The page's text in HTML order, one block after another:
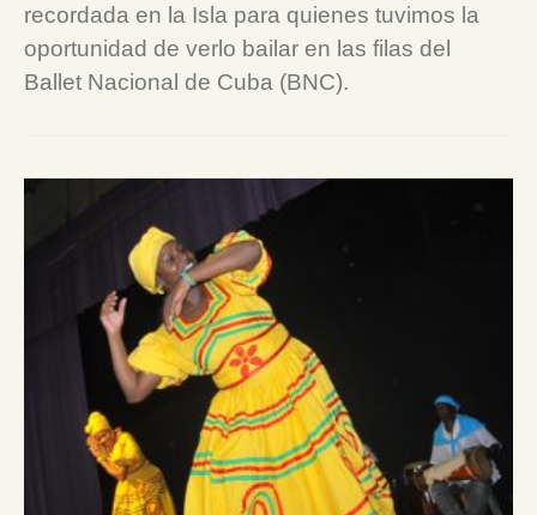
recordada en la Isla para quienes tuvimos la
oportunidad de verlo bailar en las filas del
Ballet Nacional de Cuba (BNC).